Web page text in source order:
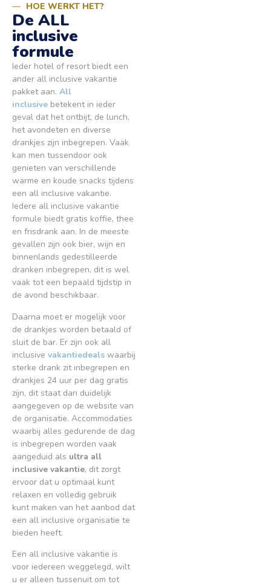
HOE WERKT HET?
De ALL
inclusive
formule
Ieder hotel of resort biedt een
ander all inclusive vakantie
pakket aan. All
inclusive betekent in ieder
geval dat het ontbijt, de lunch,
het avondeten en diverse
drankjes zijn inbegrepen. Vaak
kan men tussendoor ook
genieten van verschillende
warme en koude snacks tijdens
een all inclusive vakantie.
Iedere all inclusive vakantie
formule biedt gratis koffie, thee
en frisdrank aan. In de meeste
gevallen zijn ook bier, wijn en
binnenlands gedestilleerde
dranken inbegrepen, dit is wel
vaak tot een bepaald tijdstip in
de avond beschikbaar.
Daarna moet er mogelijk voor
de drankjes worden betaald of
sluit de bar. Er zijn ook all
inclusive vakantiedeals waarbij
sterke drank zit inbegrepen en
drankjes 24 uur per dag gratis
zijn, dit staat dan duidelijk
aangegeven op de website van
de organisatie. Accommodaties
waarbij alles gedurende de dag
is inbegrepen worden vaak
aangeduid als ultra all
inclusive vakantie, dit zorgt
ervoor dat u optimaal kunt
relaxen en volledig gebruik
kunt maken van het aanbod dat
een all inclusive organisatie te
bieden heeft.
Een all inclusive vakantie is
voor iedereen weggelegd, wilt
u er alleen tussenuit om tot